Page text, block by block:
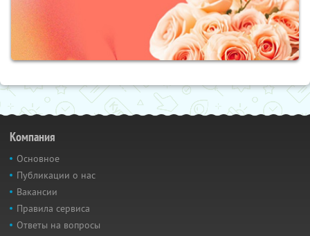
Компания
Основное
Публикации о нас
Вакансии
Правила сервиса
Ответы на вопросы